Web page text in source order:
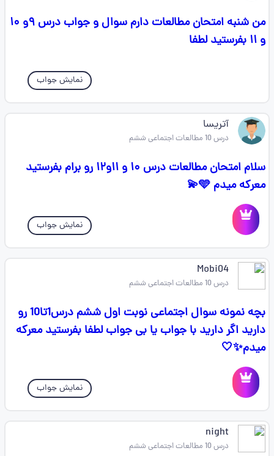
من شنبه امتحان مطالعات دارم سوال و جواب درس ۹و ۱۰
و ۱۱ بفرستید لطفا
نمایش جواب
آتریسا
درس 10 مطالعات اجتماعی ششم
سلام امتحان مطالعات درس ۱۰ و ۱۱و۱۲ رو برام بفرستید
معرکه میدم 🩵💫
نمایش جواب
Mobi04
درس 10 مطالعات اجتماعی ششم
بچه نمونه سوال اجتماعی نوبت اول ششم درس1تا10 رو
دارید اگر دارید با جواب یا بی جواب لطفا بفرستید معرکه
میدم✨🤍
نمایش جواب
night
درس 10 مطالعات اجتماعی ششم